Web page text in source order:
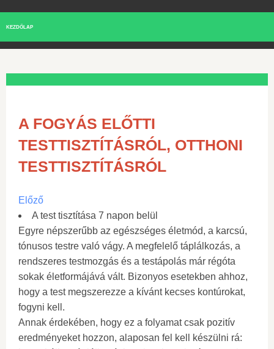
KEZDŐLAP
A FOGYÁS ELŐTTI
TESTTISZTÍTÁSRÓL, OTTHONI
TESTTISZTÍTÁSRÓL
Előző
A test tisztítása 7 napon belül
Egyre népszerűbb az egészséges életmód, a karcsú,
tónusos testre való vágy. A megfelelő táplálkozás, a
rendszeres testmozgás és a testápolás már régóta
sokak életformájává vált. Bizonyos esetekben ahhoz,
hogy a test megszerezze a kívánt kecses kontúrokat,
fogyni kell.
Annak érdekében, hogy ez a folyamat csak pozitív
eredményeket hozzon, alaposan fel kell készülni rá: